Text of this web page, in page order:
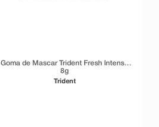
Goma de Mascar Trident Fresh Intense
8g
Trident